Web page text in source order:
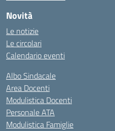
Novità
Le notizie
Le circolari
Calendario eventi
Albo Sindacale
Area Docenti
Modulistica Docenti
Personale ATA
Modulistica Famiglie